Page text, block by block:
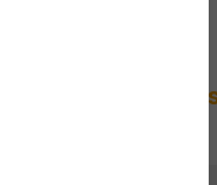
peur des